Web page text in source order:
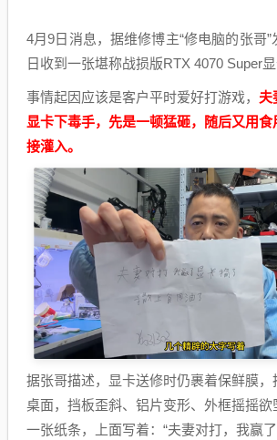
4月9日消息，据维修博主“修电脑的张哥
日收到一张堪称战损版RTX 4070 Super显
事情起因应该是客户平时爱好打游戏， 夫
显卡下毒手，先是一顿猛砸，随后又用
接灌入。
据张哥描述，显卡送修时仍裹着保鲜膜
桌面，挡板歪斜、铝片变形、外框摇摇欲
一张纸条，上面写着：“夫妻对打，我赢